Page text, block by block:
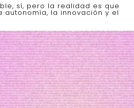
sí, pero la realidad es que
autonomía, la innovación y el